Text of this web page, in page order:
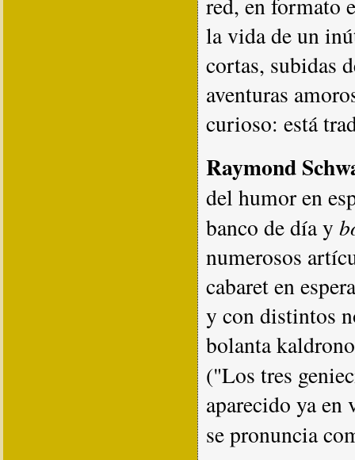
red, en formato
la vida de un
cortas, subidas
aventuras
curioso: está
Raymond
del humor en
banco de día y
numerosos
cabaret en
y con distintos
bolanta
("Los tres
aparecido ya
se pronuncia